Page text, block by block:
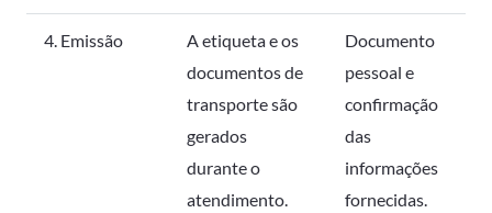
4. Emissão
A etiqueta e os
documentos de
transporte são
gerados
durante o
atendimento.
Documento
pessoal e
confirmação
das
informações
fornecidas.